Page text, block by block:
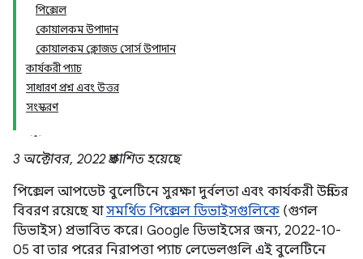
পিক্সেল
কোয়ালকম উপাদান
কোয়ালকম ক্লোজড সোর্স উপাদান
কার্যকরী প্যাচ
সাধারণ প্রশ্ন এবং উত্তর
সংস্করণ
3 অক্টোবর, 2022 প্রকাশিত হয়েছে
পিক্সেল আপডেট বুলেটিনে সুরক্ষা দুর্বলতা এবং কার্যকরী উন্নতির
বিবরণ রয়েছে যাসমর্থিত পিক্সেল ডিভাইসগুলিকে (গুগল
ডিভাইস) প্রভাবিত করে। Google ডিভাইসের জন্য, 2022-10-
05 বা তার পরের নিরাপত্তা প্যাচ লেভেলগুলি এই বুলেটিনে